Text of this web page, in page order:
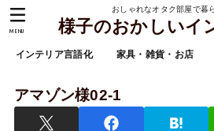
おしゃれなオタク部屋で暮
様子のおかしいイ
インテリア言語化 家具・雑貨・お店
MENU
アマゾン様02-1